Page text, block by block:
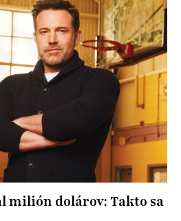
milión dolárov: Takto sa